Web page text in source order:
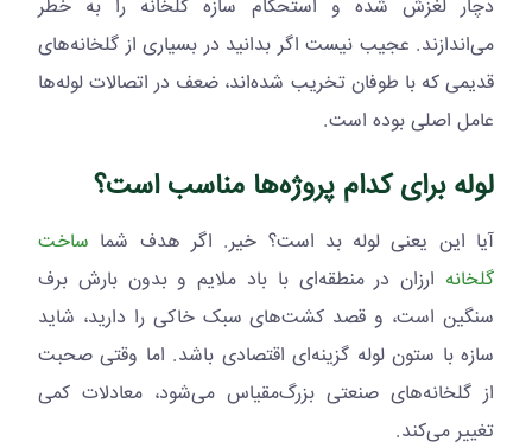
دچار لغزش شده و استحکام سازه گلخانه را به خطر
می‌اندازند. عجیب نیست اگر بدانید در بسیاری از گلخانه‌های
قدیمی که با طوفان تخریب شده‌اند، ضعف در اتصالات لوله‌ها
عامل اصلی بوده است.
لوله برای کدام پروژه‌ها مناسب است؟
آیا این یعنی لوله بد است؟ خیر. اگر هدف شما ساخت
گلخانه ارزان در منطقه‌ای با باد ملایم و بدون بارش برف
سنگین است، و قصد کشت‌های سبک خاکی را دارید، شاید
سازه با ستون لوله گزینه‌ای اقتصادی باشد. اما وقتی صحبت
از گلخانه‌های صنعتی بزرگ‌مقیاس می‌شود، معادلات کمی
تغییر می‌کند.